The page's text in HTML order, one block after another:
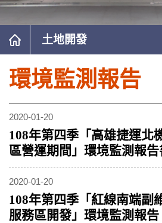
土地開發
環境監測報告
2020-01-20
108年第四季「高雄捷運北
區營運期間」環境監測報告
2020-01-20
108年第四季「紅線南端副
服務區開發」環境監測報告